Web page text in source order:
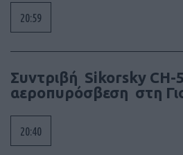
20:59
Συντριβή Sikorsky CH-
αεροπυρόσβεση στη
20:40